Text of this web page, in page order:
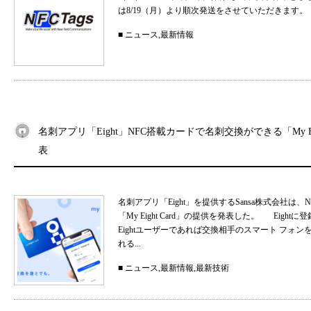
は8/19（月）より順次発送をさせていただき
■ ニュース,最新情報
名刺アプリ「Eight」NFC搭載カードで名刺交換ができる「My
表
名刺アプリ「Eight」を提供するSansa株式会社は
「My Eight Card」の提供を発表した。 Eightに
Eightユーザーであれば交換相手のスマート フォン
れる...
■ ニュース,最新情報,最新技術